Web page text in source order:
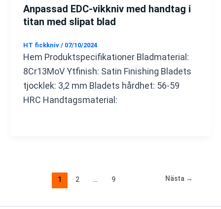
Anpassad EDC-vikkniv med handtag i
titan med slipat blad
HT fickkniv / 07/10/2024
Hem Produktspecifikationer Bladmaterial:
8Cr13MoV Ytfinish: Satin Finishing Bladets
tjocklek: 3,2 mm Bladets hårdhet: 56-59
HRC Handtagsmaterial:
1 2 … 9 Nästa →